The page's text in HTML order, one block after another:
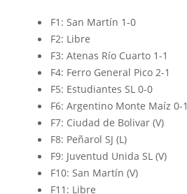
F1: San Martín 1-0
F2: Libre
F3: Atenas Río Cuarto 1-1
F4: Ferro General Pico 2-1
F5: Estudiantes SL 0-0
F6: Argentino Monte Maíz 0-1
F7: Ciudad de Bolivar (V)
F8: Peñarol SJ (L)
F9: Juventud Unida SL (V)
F10: San Martín (V)
F11: Libre